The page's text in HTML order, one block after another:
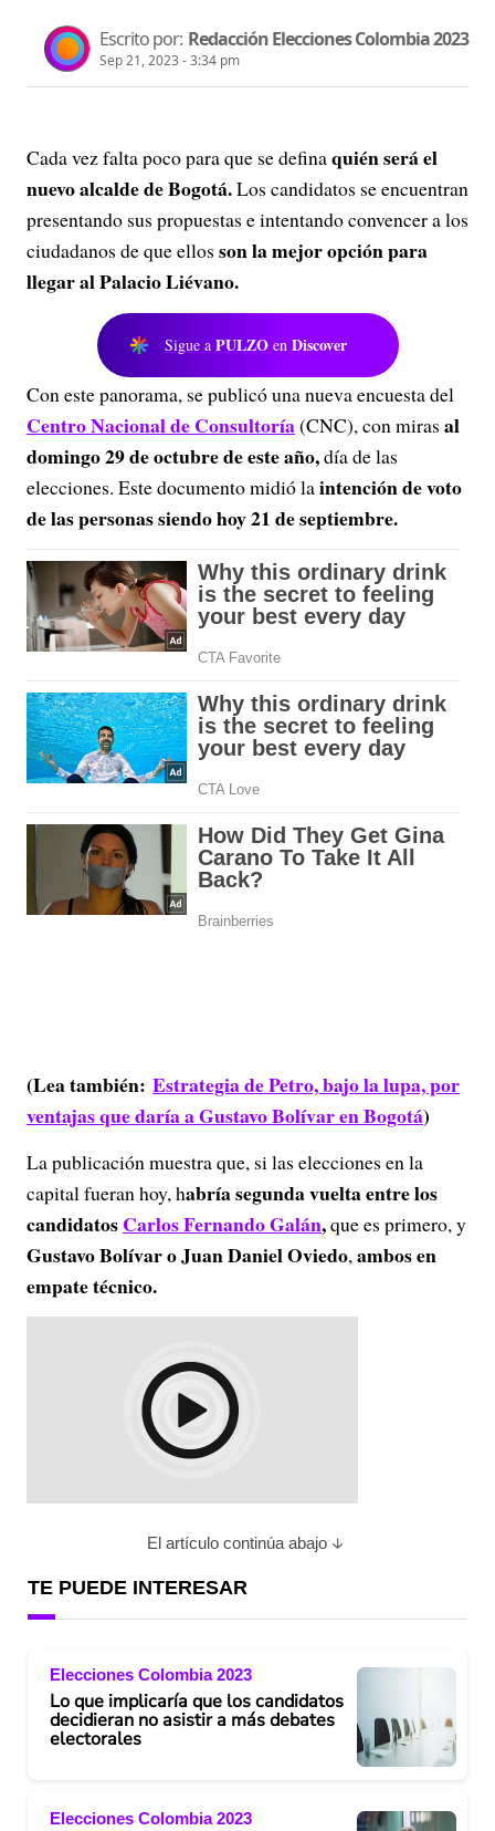
Escrito por: Redacción Elecciones Colombia 2023
Sep 21, 2023 - 3:34 pm
Cada vez falta poco para que se definaquién será el
nuevo alcalde de Bogotá.Los candidatos se encuentran
presentando sus propuestas e intentando convencer a los
ciudadanos de que ellos son la mejor opción para
llegar al Palacio Liévano.
Sigue a PULZO en Discover
Con este panorama, se publicó una nueva encuesta del
Centro Nacional de Consultoría(CNC), con miras al
domingo 29 de octubre de este año,día de las
elecciones. Este documento midió laintención de voto
de las personas siendo hoy 21 de septiembre.
(Lea también: Estrategia de Petro, bajo la lupa, por
ventajas que daría a Gustavo Bolívar en Bogotá)
La publicación muestra que, si las elecciones en la
capital fueran hoy, habría segunda vuelta entre los
candidatosCarlos Fernando Galán,que es primero, y
Gustavo Bolívar o Juan Daniel Oviedo,ambos en
empate técnico.
El artículo continúa abajo
TE PUEDE INTERESAR
Elecciones Colombia 2023
Lo que implicaría que los candidatos
decidieran no asistir a más debates
electorales
Elecciones Colombia 2023